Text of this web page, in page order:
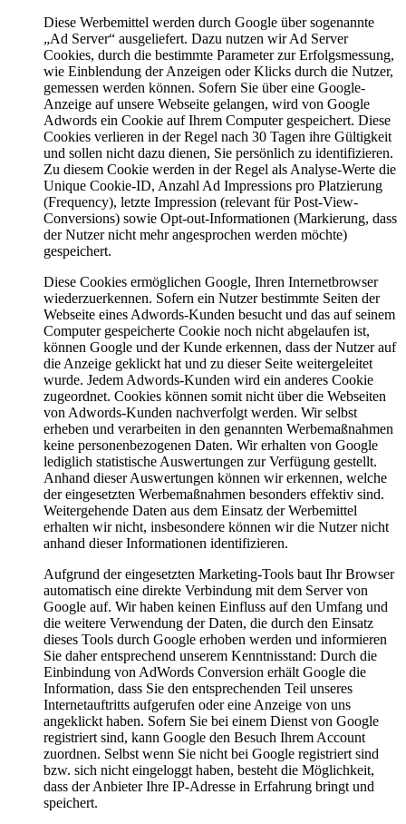
Diese Werbemittel werden durch Google über sogenannte
„Ad Server“ ausgeliefert. Dazu nutzen wir Ad Server
Cookies, durch die bestimmte Parameter zur Erfolgsmessung,
wie Einblendung der Anzeigen oder Klicks durch die Nutzer,
gemessen werden können. Sofern Sie über eine Google-
Anzeige auf unsere Webseite gelangen, wird von Google
Adwords ein Cookie auf Ihrem Computer gespeichert. Diese
Cookies verlieren in der Regel nach 30 Tagen ihre Gültigkeit
und sollen nicht dazu dienen, Sie persönlich zu identifizieren.
Zu diesem Cookie werden in der Regel als Analyse-Werte die
Unique Cookie-ID, Anzahl Ad Impressions pro Platzierung
(Frequency), letzte Impression (relevant für Post-View-
Conversions) sowie Opt-out-Informationen (Markierung, dass
der Nutzer nicht mehr angesprochen werden möchte)
gespeichert.
Diese Cookies ermöglichen Google, Ihren Internetbrowser
wiederzuerkennen. Sofern ein Nutzer bestimmte Seiten der
Webseite eines Adwords-Kunden besucht und das auf seinem
Computer gespeicherte Cookie noch nicht abgelaufen ist,
können Google und der Kunde erkennen, dass der Nutzer auf
die Anzeige geklickt hat und zu dieser Seite weitergeleitet
wurde. Jedem Adwords-Kunden wird ein anderes Cookie
zugeordnet. Cookies können somit nicht über die Webseiten
von Adwords-Kunden nachverfolgt werden. Wir selbst
erheben und verarbeiten in den genannten Werbemaßnahmen
keine personenbezogenen Daten. Wir erhalten von Google
lediglich statistische Auswertungen zur Verfügung gestellt.
Anhand dieser Auswertungen können wir erkennen, welche
der eingesetzten Werbemaßnahmen besonders effektiv sind.
Weitergehende Daten aus dem Einsatz der Werbemittel
erhalten wir nicht, insbesondere können wir die Nutzer nicht
anhand dieser Informationen identifizieren.
Aufgrund der eingesetzten Marketing-Tools baut Ihr Browser
automatisch eine direkte Verbindung mit dem Server von
Google auf. Wir haben keinen Einfluss auf den Umfang und
die weitere Verwendung der Daten, die durch den Einsatz
dieses Tools durch Google erhoben werden und informieren
Sie daher entsprechend unserem Kenntnisstand: Durch die
Einbindung von AdWords Conversion erhält Google die
Information, dass Sie den entsprechenden Teil unseres
Internetauftritts aufgerufen oder eine Anzeige von uns
angeklickt haben. Sofern Sie bei einem Dienst von Google
registriert sind, kann Google den Besuch Ihrem Account
zuordnen. Selbst wenn Sie nicht bei Google registriert sind
bzw. sich nicht eingeloggt haben, besteht die Möglichkeit,
dass der Anbieter Ihre IP-Adresse in Erfahrung bringt und
speichert.